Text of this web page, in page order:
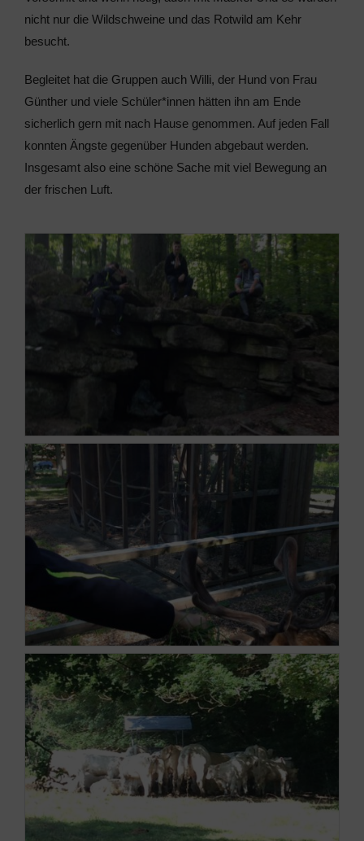
nicht nur die Wildschweine und das Rotwild am Kehr
besucht.
Begleitet hat die Gruppen auch Willi, der Hund von Frau
Günther und viele Schüler*innen hätten ihn am Ende
sicherlich gern mit nach Hause genommen. Auf jeden Fall
konnten Ängste gegenüber Hunden abgebaut werden.
Insgesamt also eine schöne Sache mit viel Bewegung an
der frischen Luft.